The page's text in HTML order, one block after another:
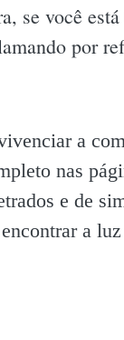
se você
por
a
nas
e de
a